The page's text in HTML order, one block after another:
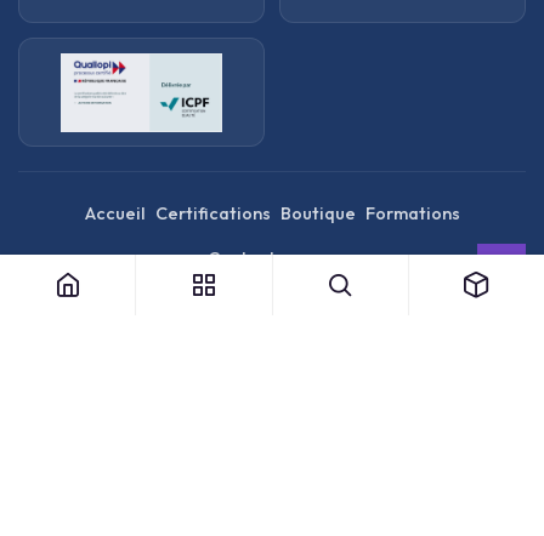
Accueil Certifications Boutique Formations
Contactez nous